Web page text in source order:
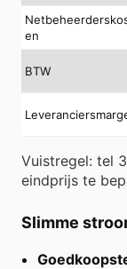
en
BTW
Vuistregel: tel
eindprijs te
Slimme